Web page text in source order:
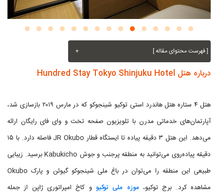
[ فهرست محتوای مقاله ] +
درباره هتل Hundred Stay Tokyo Shinjuku Hotel
هتل ۴ ستاره هتل هاندرد استی توکیو شینجوکو که در مارس ۲۰۱۹ بازسازی شد،
آپارتمان‌های خدماتی مدرن با تلویزیون صفحه ‌تخت و وای ‌فای رایگان ارائه
می‌دهد. این هتل ۳ دقیقه پیاده تا ایستگاه قطار JR Okubo فاصله دارد. با ۱۵
دقیقه پیاده‌روی می‌توانید به منطقه پرجنب ‌و جوش Kabukicho برسید. زیبایی
طبیعی این منطقه را می‌توان در باغ ملی شینجوکو گیوئن و پارک Okubo
مشاهده کرد. برج توکیو، موزه ملی توکیو و کاخ امپراتوری ژاپن از جمله